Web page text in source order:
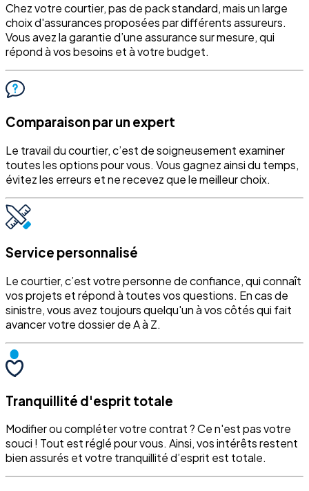
Chez votre courtier, pas de pack standard, mais un large
choix d'assurances proposées par différents assureurs.
Vous avez la garantie d’une assurance sur mesure, qui
répond à vos besoins et à votre budget.
Comparaison par un expert
Le travail du courtier, c’est de soigneusement examiner
toutes les options pour vous. Vous gagnez ainsi du temps,
évitez les erreurs et ne recevez que le meilleur choix.
Service personnalisé
Le courtier, c’est votre personne de confiance, qui connaît
vos projets et répond à toutes vos questions. En cas de
sinistre, vous avez toujours quelqu'un à vos côtés qui fait
avancer votre dossier de A à Z.
Tranquillité d'esprit totale
Modifier ou compléter votre contrat ? Ce n'est pas votre
souci ! Tout est réglé pour vous. Ainsi, vos intérêts restent
bien assurés et votre tranquillité d’esprit est totale.